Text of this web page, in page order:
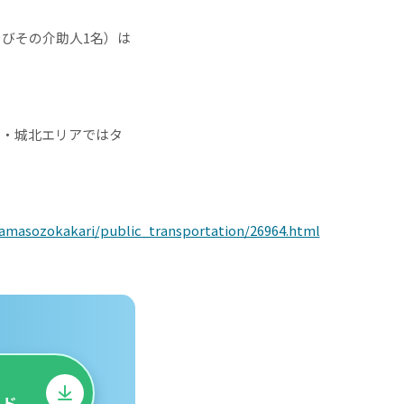
その介助人1名）は
城北エリアではタ
public_transportation/26964.html